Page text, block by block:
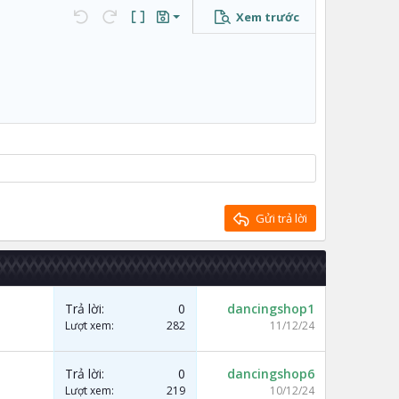
Undo Redo Toggle BB code
Bản thảo
Lưu nháp
Xem trước
Gửi trả lời
Trả lời 0
Lượt xem 282
dancingshop1
11/12/24
Trả lời 0
Lượt xem 219
dancingshop6
10/12/24